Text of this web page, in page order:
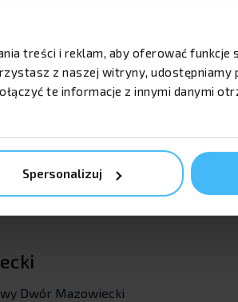
treści i reklam, aby oferować funkcje
z naszej witryny, udostępniamy
te informacje z innymi danymi
Spersonalizuj
Możesz być pewien, że
materiały będą wyglądać
a Twoja marka zyska na
Dwór Mazowiecki